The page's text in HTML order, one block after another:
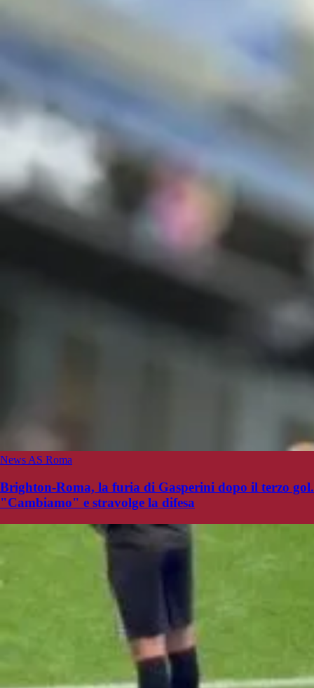
News AS Roma
Brighton-Roma, la furia di Gasperini dopo il terzo gol.
"Cambiamo" e stravolge la difesa